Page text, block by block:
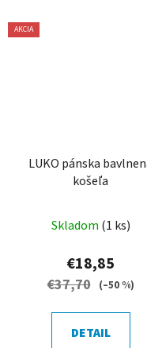
AKCIA
LUKO pánska
košeľa
Skladom (1 ks)
€18,85
€37,70 (–50 %)
DETAIL